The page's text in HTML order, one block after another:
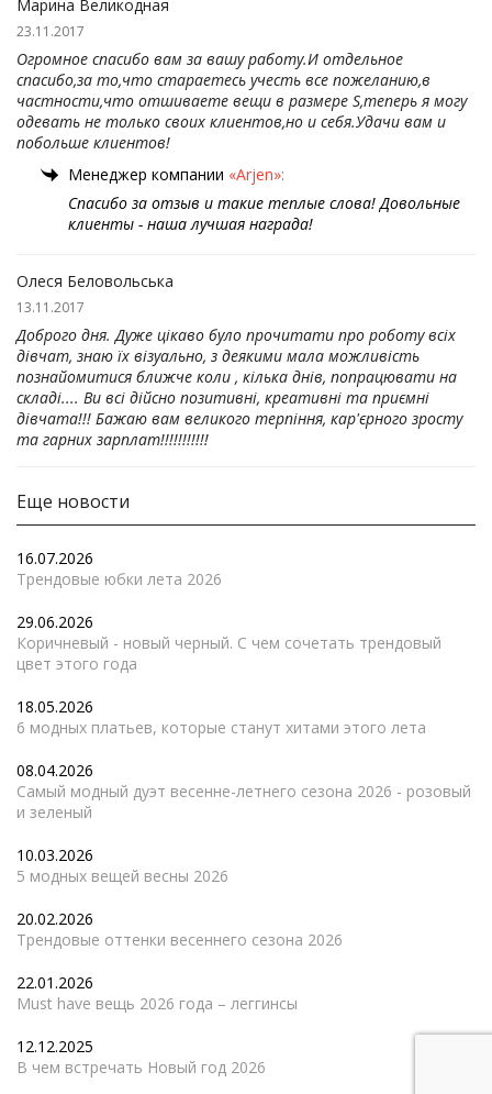
Марина Великодная
23.11.2017
Огромное спасибо вам за вашу работу.И отдельное
спасибо,за то,что стараетесь учесть все пожеланию,в
частности,что отшиваете вещи в размере S,теперь я могу
одевать не только своих клиентов,но и себя.Удачи вам и
побольше клиентов!
Менеджер компании «Arjen»:
Спасибо за отзыв и такие теплые слова! Довольные
клиенты - наша лучшая награда!
Олеся Беловольська
13.11.2017
Доброго дня. Дуже цікаво було прочитати про роботу всіх
дівчат, знаю їх візуально, з деякими мала можливість
познайомитися ближче коли , кілька днів, попрацювати на
складі.... Ви всі дійсно позитивні, креативні та приємні
дівчата!!! Бажаю вам великого терпіння, кар'єрного зросту
та гарних зарплат!!!!!!!!!!!
Еще новости
16.07.2026
Трендовые юбки лета 2026
29.06.2026
Коричневый - новый черный. С чем сочетать трендовый
цвет этого года
18.05.2026
6 модных платьев, которые станут хитами этого лета
08.04.2026
Самый модный дуэт весенне-летнего сезона 2026 - розовый
и зеленый
10.03.2026
5 модных вещей весны 2026
20.02.2026
Трендовые оттенки весеннего сезона 2026
22.01.2026
Must have вещь 2026 года – леггинсы
12.12.2025
В чем встречать Новый год 2026